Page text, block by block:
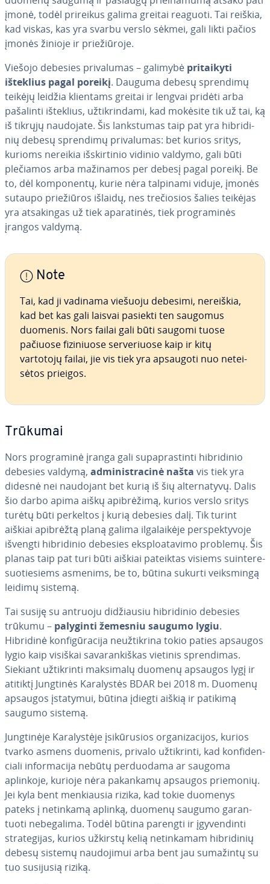
įmonė, todėl prireikus galima greitai reaguoti. Tai reiškia,
kad viskas, kas yra svarbu verslo sėkmei, gali likti pačios
įmonės žinioje ir prie­žiū­ro­je.
Viešojo debesies pri­va­lu­mas – galimybė pri­tai­ky­ti
išteklius pagal poreikį. Dauguma debesų sprendimų
teikėjų leidžia klientams greitai ir lengvai pridėti arba
pašalinti išteklius, už­tik­rin­da­mi, kad mokėsite tik už tai, ką
iš tikrųjų naudojate. Šis lanks­tu­mas taip pat yra hib­ri­di­
nių debesų sprendimų pri­va­lu­mas: bet kurios sritys,
kurioms nereikia iš­skir­ti­nio vidinio valdymo, gali būti
plečiamos arba mažinamos per debesį pagal poreikį. Be
to, dėl kom­po­nen­tų, kurie nėra talpinami viduje, įmonės
sutaupo prie­žiū­ros išlaidų, nes tre­čio­sios šalies teikėjas
yra at­sa­kin­gas už tiek apa­ra­ti­nės, tiek prog­ra­mi­nės
įrangos valdymą.
Note
Tai, kad ji vadinama viešuoju debesimi, nereiškia,
kad bet kas gali laisvai pasiekti ten saugomus
duomenis. Nors failai gali būti saugomi tuose
pačiuose fi­zi­niuo­se ser­ve­riuo­se kaip ir kitų
vartotojų failai, jie vis tiek yra apsaugoti nuo ne­tei­
sė­tos prieigos.
Trūkumai
Nors prog­ra­mi­nė įranga gali su­pa­pras­tin­ti hib­ri­di­nio
debesies valdymą, ad­mi­nist­ra­ci­nė našta vis tiek yra
didesnė nei naudojant bet kurią iš šių al­ter­na­ty­vų. Dalis
šio darbo apima aiškų api­brė­ži­mą, kurios verslo sritys
turėtų būti perkeltos į kurią debesies dalį. Tik turint
aiškiai apibrėžtą planą galima il­ga­lai­kė­je per­spek­ty­vo­je
išvengti hib­ri­di­nio debesies eks­p­lo­a­ta­vi­mo problemų. Šis
planas taip pat turi būti aiškiai pateiktas visiems su­in­te­re­
suo­tie­siems asmenims, be to, būtina sukurti veiks­min­gą
leidimų sistemą.
Tai susiję su antruoju di­džiau­siu hib­ri­di­nio debesies
trūkumu – palyginti žemesniu saugumo lygiu.
Hibridinė kon­fi­gū­ra­ci­ja ne­už­tik­ri­na tokio paties apsaugos
lygio kaip visiškai sa­va­ran­kiš­kas vietinis spren­di­mas.
Siekiant už­tik­rin­ti maksimalų duomenų apsaugos lygį ir
atitiktį Jungtinės Ka­ra­lys­tės BDAR bei 2018 m. Duomenų
apsaugos įstatymui, būtina įdiegti aiškią ir patikimą
saugumo sistemą.
Jung­ti­nė­je Ka­ra­lys­tė­je įsi­kū­ru­sios or­ga­ni­za­ci­jos, kurios
tvarko asmens duomenis, privalo už­tik­rin­ti, kad kon­fi­den­
cia­li in­for­ma­ci­ja nebūtų per­duo­da­ma ar saugoma
aplinkoje, kurioje nėra pakankamų apsaugos priemonių.
Jei kyla bent men­kiau­sia rizika, kad tokie duomenys
pateks į netinkamą aplinką, duomenų saugumo ga­ran­
tuo­ti ne­be­ga­li­ma. Todėl būtina parengti ir įgy­ven­din­ti
stra­te­gi­jas, kurios užkirstų kelią ne­tin­ka­mam hib­ri­di­nių
debesų sistemų nau­do­ji­mui arba bent jau sumažintų su
tuo susijusią riziką.